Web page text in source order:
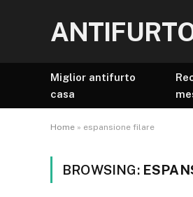
Miglior antifurto
casa
Home » espansione filare
BROWSING: